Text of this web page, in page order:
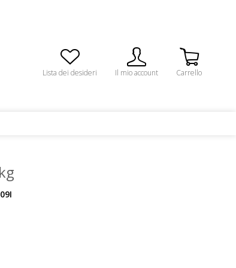
Lista dei desideri Il mio account Carrello